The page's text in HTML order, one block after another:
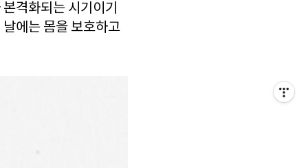
격화되는 시기이기
에는 몸을 보호하고